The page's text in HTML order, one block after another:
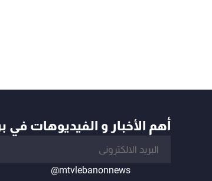
أهم الأخبار و الفيديوهات في
@mtvlebanonnews